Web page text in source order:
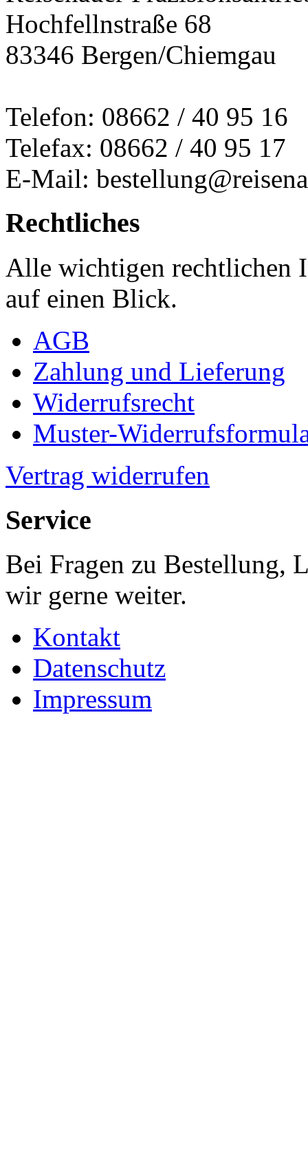
Hochfellnstraße 68
83346 Bergen/Chiemgau
Telefon: 08662 / 40 95 16
Telefax: 08662 / 40 95 17
E-Mail:
Rechtliches
Alle wichtigen rechtlichen
auf einen Blick.
AGB
Zahlung und Lieferung
Widerrufsrecht
Muster-
Vertrag widerrufen
Service
Bei Fragen zu Bestellung,
wir gerne weiter.
Kontakt
Datenschutz
Impressum